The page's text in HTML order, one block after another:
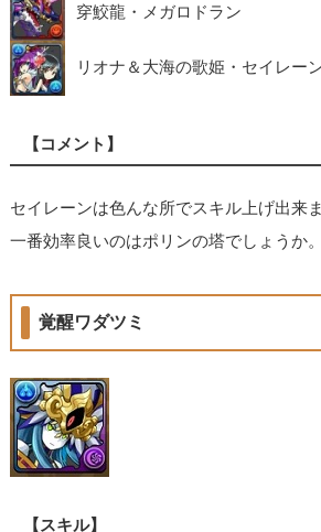
穿鮫龍・メガロドラン
リオナ＆大海の歌姫・セイレー
【コメント】
セイレーンは色んな所でスキル上げ出来ま
一番効率良いのはポリンの塔でしょうか。
覚醒ワダツミ
【スキル】